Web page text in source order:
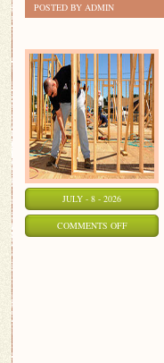
POSTED BY ADMIN
JULY - 8 - 2026
COMMENTS OFFON